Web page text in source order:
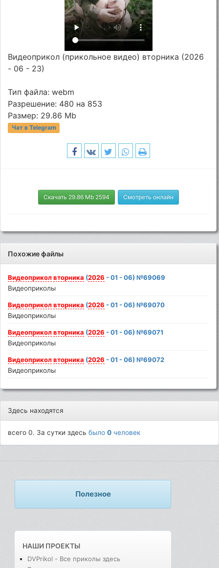
Видеоприкол (прикольное видео) вторника (2026
- 06 - 23)
Тип файла: webm
Разрешение: 480 на 853
Размер: 29.86 Mb
Чат в Telegram
Скачать 29.86 Mb 2594 Смотреть онлайн
Похожие файлы
Видеоприкол вторника (2026 - 01 - 06) №69069
Видеоприколы
Видеоприкол вторника (2026 - 01 - 06) №69070
Видеоприколы
Видеоприкол вторника (2026 - 01 - 06) №69071
Видеоприколы
Видеоприкол вторника (2026 - 01 - 06) №69072
Видеоприколы
Здесь находятся
всего 0. За сутки здесьбыло0 человек
Полезное
НАШИ ПРОЕКТЫ
DVPrikol - Все приколы здесь